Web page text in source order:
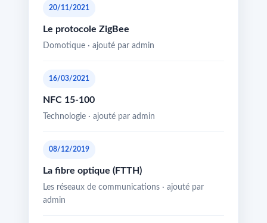
20/11/2021
Le protocole ZigBee
Domotique · ajouté par admin
16/03/2021
NFC 15-100
Technologie · ajouté par admin
08/12/2019
La fibre optique (FTTH)
Les réseaux de communications · ajouté par
admin